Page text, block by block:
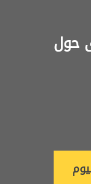
حول